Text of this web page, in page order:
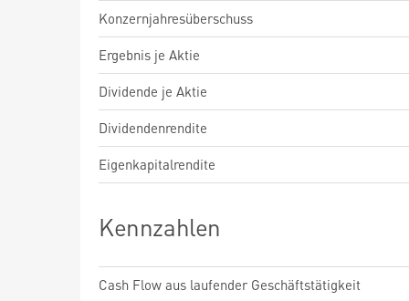
Konzernjahresüberschuss
Ergebnis je Aktie
Dividende je Aktie
Dividendenrendite
Eigenkapitalrendite
Kennzahlen
Cash Flow aus laufender Geschäftstätigkeit